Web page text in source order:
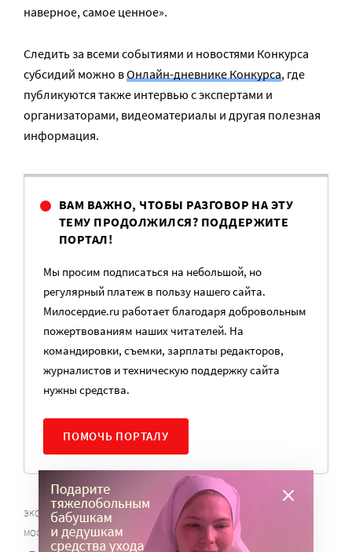
наверное, самое ценное».
Следить за всеми событиями и новостями Конкурса
субсидий можно вОнлайн-дневнике Конкурса, где
публикуются также интервью с экспертами и
организаторами, видеоматериалы и другая полезная
информация.
ВАМ ВАЖНО, ЧТОБЫ РАЗГОВОР НА ЭТУ
ТЕМУ ПРОДОЛЖИЛСЯ? ПОДДЕРЖИТЕ
ПОРТАЛ!
Мы просим подписаться на небольшой, но
регулярный платеж в пользу нашего сайта.
Милосердие.ru работает благодаря добровольным
пожертвованиям наших читателей. На
командировки, съемки, зарплаты редакторов,
журналистов и техническую поддержку сайта
нужны средства.
ПОМОЧЬ ПОРТАЛУ
ЭКСПЕРТЫ ПО БЛАГОТВОРИТЕЛЬНОСТИ
КОНКУРС СУБСИДИЙ КОС
МОСКВЫ ДЛЯ НКО 2017